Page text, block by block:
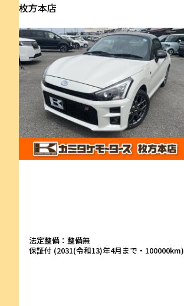
枚方本店
法定整備：整備無
保証付 (2031(令和13)年4月まで・100000km)